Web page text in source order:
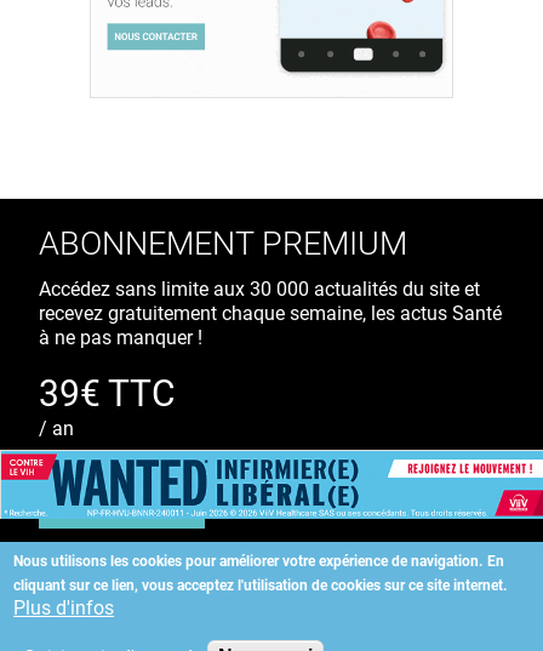
Nous utilisons les cookies pour améliorer votre expérience de navigation. En
cliquant sur ce lien, vous acceptez l'utilisation de cookies sur ce site internet.
Plus d'infos
ABONNEMENT PREMIUM
Accédez sans limite aux 30 000 actualités du site et
recevez gratuitement chaque semaine, les actus Santé
à ne pas manquer !
39€ TTC
/ an
S'ABONNER
Copyright©2026 ALLIEDHEALTH